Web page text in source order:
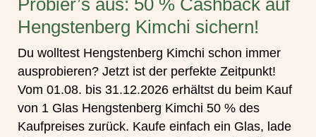
Probier’s aus: 50 % Cashback auf
Hengstenberg Kimchi sichern!
Du wolltest Hengstenberg Kimchi schon immer
ausprobieren? Jetzt ist der perfekte Zeitpunkt!
Vom 01.08. bis 31.12.2026 erhältst du beim Kauf
von 1 Glas Hengstenberg Kimchi 50 % des
Kaufpreises zurück. Kaufe einfach ein Glas, lade